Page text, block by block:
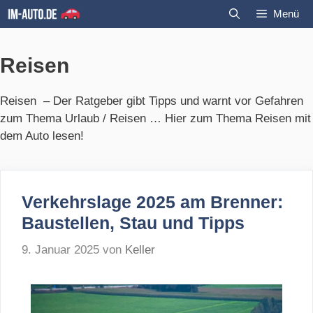
Zum
Inhalt
Menü
Reisen
Reisen – Der Ratgeber gibt Tipps und warnt vor Gefahren
zum Thema Urlaub / Reisen … Hier zum Thema Reisen mit
dem Auto lesen!
Verkehrslage 2025 am Brenner:
Baustellen, Stau und Tipps
9. Januar 2025 von Keller